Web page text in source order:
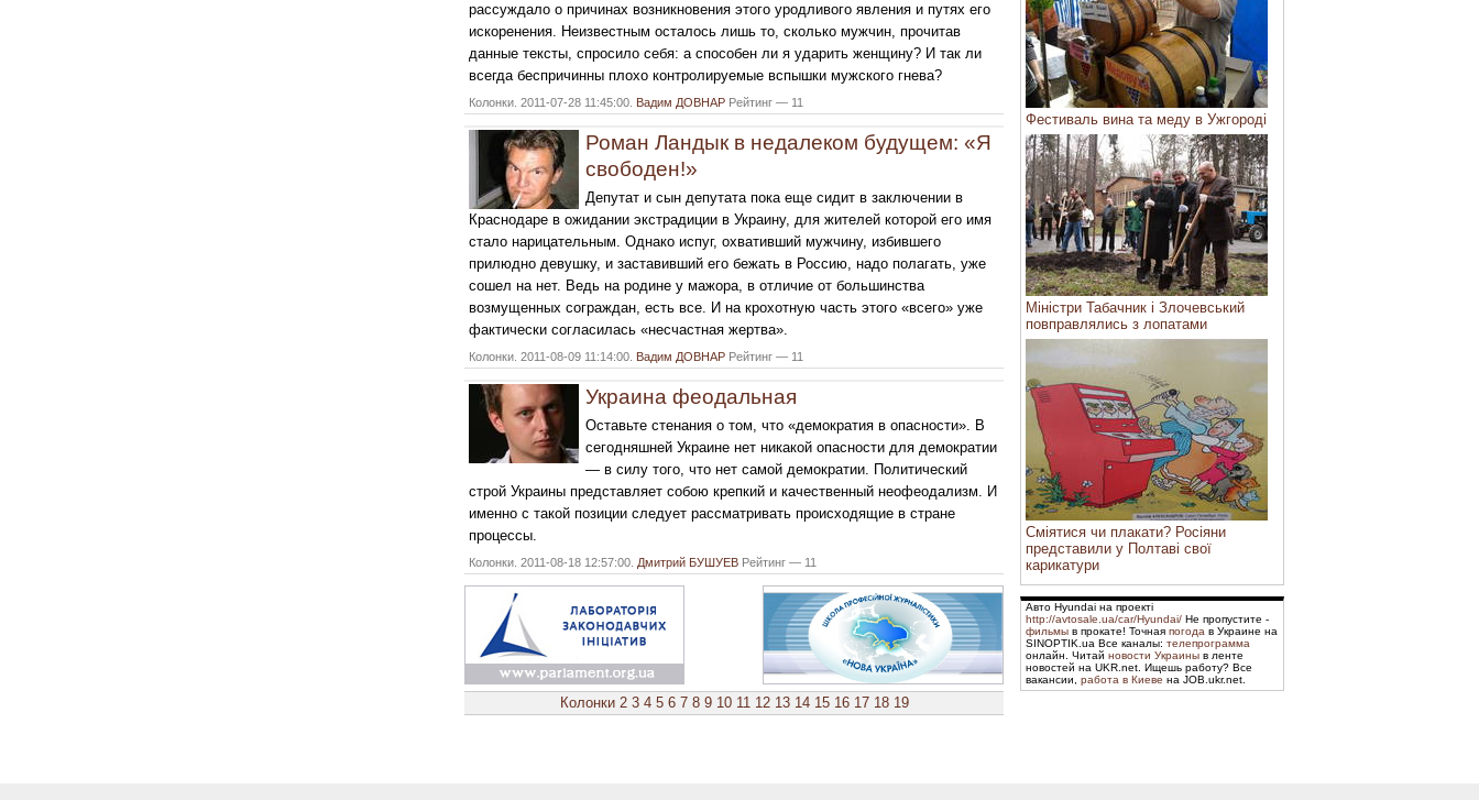
рассуждало о причинах возникновения этого уродливого явления и путях его
искоренения. Неизвестным осталось лишь то, сколько мужчин, прочитав
данные тексты, спросило себя: а способен ли я ударить женщину? И так ли
всегда беспричинны плохо контролируемые вспышки мужского гнева?
Колонки. 2011-07-28 11:45:00. Вадим ДОВНАР Рейтинг — 11
Роман Ландык в недалеком будущем: «Я
свободен!»
Депутат и сын депутата пока еще сидит в заключении в
Краснодаре в ожидании экстрадиции в Украину, для жителей которой его имя
стало нарицательным. Однако испуг, охвативший мужчину, избившего
прилюдно девушку, и заставивший его бежать в Россию, надо полагать, уже
сошел на нет. Ведь на родине у мажора, в отличие от большинства
возмущенных сограждан, есть все. И на крохотную часть этого «всего» уже
фактически согласилась «несчастная жертва».
Колонки. 2011-08-09 11:14:00. Вадим ДОВНАР Рейтинг — 11
Украина феодальная
Оставьте стенания о том, что «демократия в опасности». В
сегодняшней Украине нет никакой опасности для демократии
— в силу того, что нет самой демократии. Политический
строй Украины представляет собою крепкий и качественный неофеодализм. И
именно с такой позиции следует рассматривать происходящие в стране
процессы.
Колонки. 2011-08-18 12:57:00. Дмитрий БУШУЕВ Рейтинг — 11
Колонки 2 3 4 5 6 7 8 9 10 11 12 13 14 15 16 17 18 19
Фестиваль вина та меду в Ужгороді
Міністри Табачник і Злочевський
повправлялись з лопатами
Сміятися чи плакати? Росіяни
представили у Полтаві свої
карикатури
Авто Hyundai на проекті
http://avtosale.ua/car/Hyundai/ Не пропустите -
фильмы в прокате! Точная погода в Украине на
SINOPTIK.ua Все каналы: телепрограмма
онлайн. Читай новости Украины в ленте
новостей на UKR.net. Ищешь работу? Все
вакансии, работа в Киеве на JOB.ukr.net.